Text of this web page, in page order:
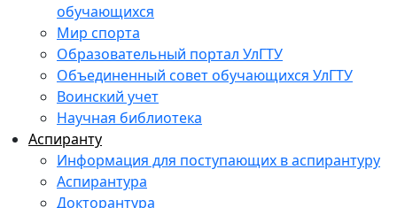
обучающихся
Мир спорта
Образовательный портал УлГТУ
Объединенный совет обучающихся УлГТУ
Воинский учет
Научная библиотека
Аспиранту
Информация для поступающих в аспирантуру
Аспирантура
Докторантура